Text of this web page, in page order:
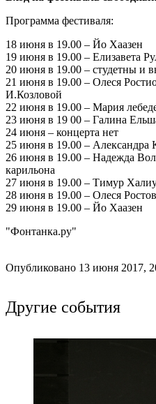
Программа фестиваля:
18 июня в 19.00 – Йо Хаазен
19 июня в 19.00 – Елизавета
20 июня в 19.00 – студетны и
21 июня в 19.00 – Олеся
И.Козловой
22 июня в 19.00 – Мария
23 июня в 19 00 – Галина
24 июня – концерта нет
25 июня в 19.00 – Александра
26 июня в 19.00 – Надежда
карильона
27 июня в 19.00 – Тимур
28 июня в 19.00 – Олеся
29 июня в 19.00 – Йо Хаазен
"Фонтанка.ру"
Опубликовано 13 июня 2017,
Другие события